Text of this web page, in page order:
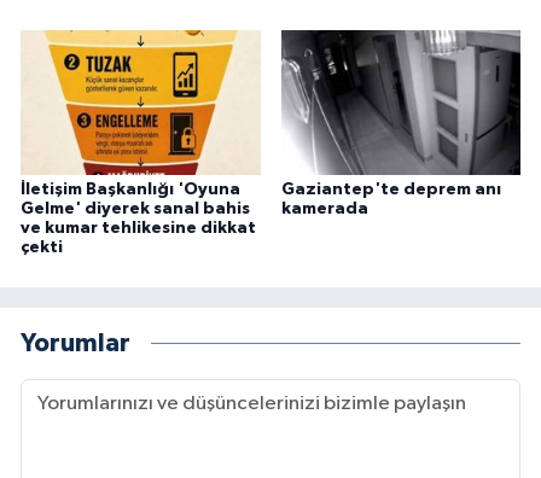
İletişim Başkanlığı 'Oyuna
Gelme' diyerek sanal bahis
ve kumar tehlikesine dikkat
çekti
Gaziantep'te deprem anı
kamerada
Yorumlar